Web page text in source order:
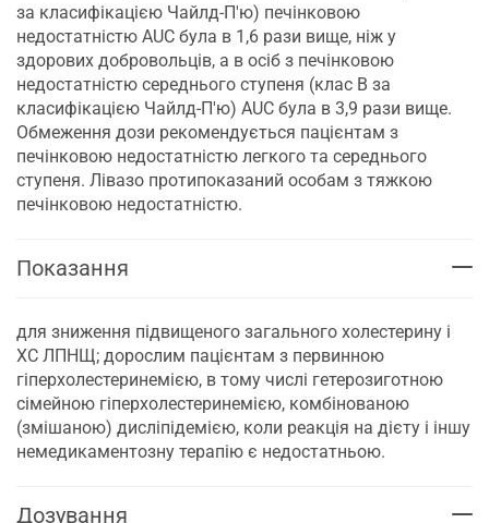
за класифікацією Чайлд-П'ю) печінковою
недостатністю AUC була в 1,6 рази вище, ніж у
здорових добровольців, а в осіб з печінковою
недостатністю середнього ступеня (клас В за
класифікацією Чайлд-П'ю) AUC була в 3,9 рази вище.
Обмеження дози рекомендується пацієнтам з
печінковою недостатністю легкого та середнього
ступеня. Лівазо протипоказаний особам з тяжкою
печінковою недостатністю.
Показання
для зниження підвищеного загального холестерину і
ХС ЛПНЩ; дорослим пацієнтам з первинною
гіперхолестеринемією, в тому числі гетерозиготною
сімейною гіперхолестеринемією, комбінованою
(змішаною) дисліпідемією, коли реакція на дієту і іншу
немедикаментозну терапію є недостатньою.
Дозування